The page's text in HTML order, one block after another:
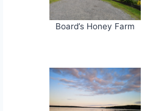
Board’s Honey Farm